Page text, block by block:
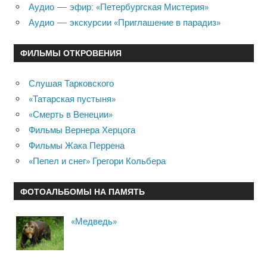
Аудио — эфир: «Петербургская Мистерия»
Аудио — экскурсии «Приглашение в парадиз»
ФИЛЬМЫ ОТКРОВЕНИЯ
Слушая Тарковского
«Татарская пустыня»
«Смерть в Венеции»
Фильмы Вернера Херцога
Фильмы Жака Перрена
«Пепел и снег» Грегори Кольбера
ФОТОАЛЬБОМЫ НА ПАМЯТЬ
«Медведь»